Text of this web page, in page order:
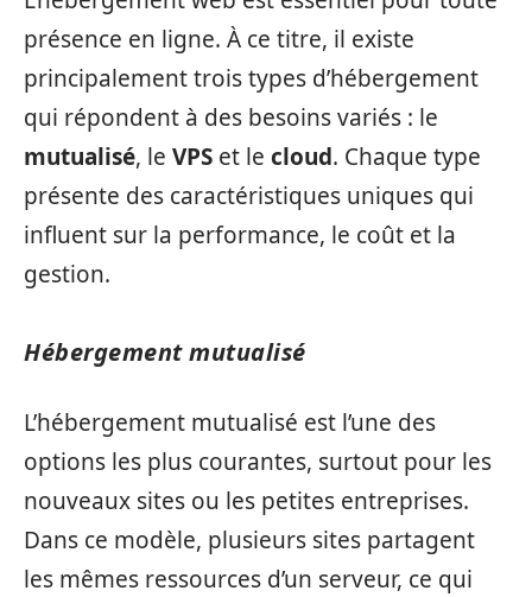
présence en ligne. À ce titre, il existe
principalement trois types d’hébergement
qui répondent à des besoins variés : le
mutualisé, le VPS et le cloud. Chaque type
présente des caractéristiques uniques qui
influent sur la performance, le coût et la
gestion.
Hébergement mutualisé
L’hébergement mutualisé est l’une des
options les plus courantes, surtout pour les
nouveaux sites ou les petites entreprises.
Dans ce modèle, plusieurs sites partagent
les mêmes ressources d’un serveur, ce qui